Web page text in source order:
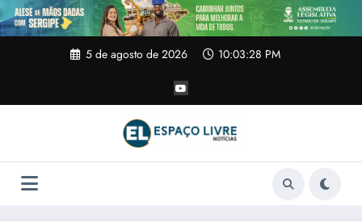
Pular
para
o
5 de agosto de 2026 10:03:29 PM